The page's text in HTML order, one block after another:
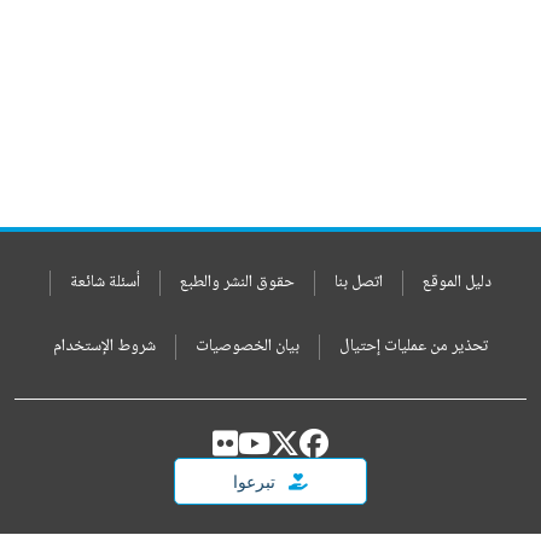
دليل الموقع اتصل بنا حقوق النشر والطبع أسئلة شائعة
تحذير من عمليات إحتيال بيان الخصوصيات شروط الإستخدام
تبرعوا